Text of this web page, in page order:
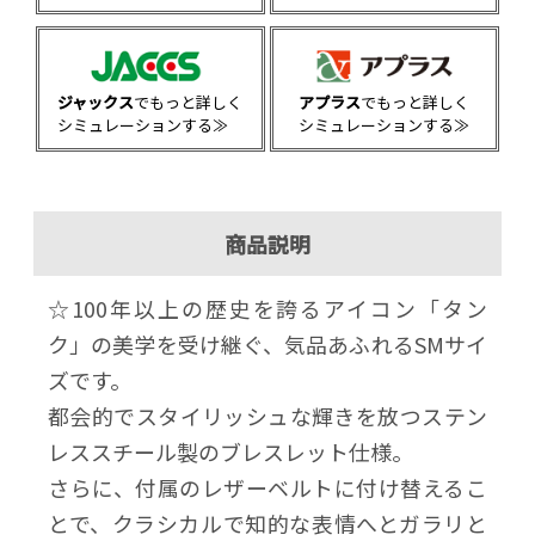
ジャックスでもっと詳しく
シミュレーションする≫
アプラスでもっと詳しく
シミュレーションする≫
商品説明
☆100年以上の歴史を誇るアイコン「タン
ク」の美学を受け継ぐ、気品あふれるSMサイ
ズです。
都会的でスタイリッシュな輝きを放つステン
レススチール製のブレスレット仕様。
さらに、付属のレザーベルトに付け替えるこ
とで、クラシカルで知的な表情へとガラリと